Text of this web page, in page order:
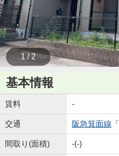
1 / 2
基本情報
賃料 -
交通 阪急箕面線 「
間取り(面積) -(-)